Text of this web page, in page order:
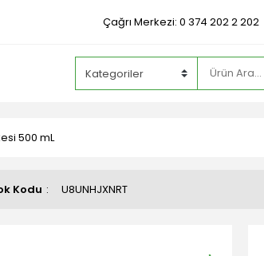
Çağrı Merkezi: 0 374 202 2 202
500 mL
Kodu U8UNHJXNRT